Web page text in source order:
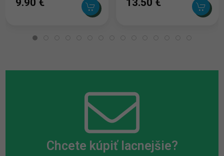
9.90 ‎€ 13.50 ‎€
Chcete kúpiť lacnejšie?